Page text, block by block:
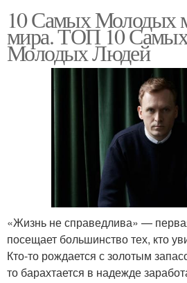
10 Самых Молодых
мира. ТОП 10
Молодых Людей
«Жизнь не справедлива» —
посещает большинство тех, кто
Кто-то рождается с золотым
то барахтается в надежде